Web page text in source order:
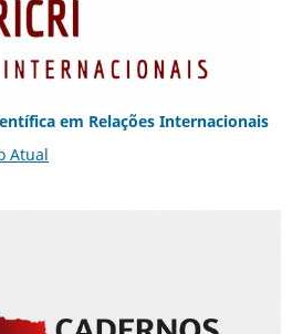
em Relações Internacionais
Atual